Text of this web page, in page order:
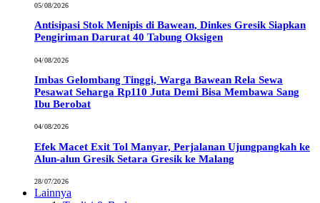
05/08/2026
Antisipasi Stok Menipis di Bawean, Dinkes Gresik Siapkan
Pengiriman Darurat 40 Tabung Oksigen
04/08/2026
Imbas Gelombang Tinggi, Warga Bawean Rela Sewa
Pesawat Seharga Rp110 Juta Demi Bisa Membawa Sang
Ibu Berobat
04/08/2026
Efek Macet Exit Tol Manyar, Perjalanan Ujungpangkah ke
Alun-alun Gresik Setara Gresik ke Malang
28/07/2026
Lainnya